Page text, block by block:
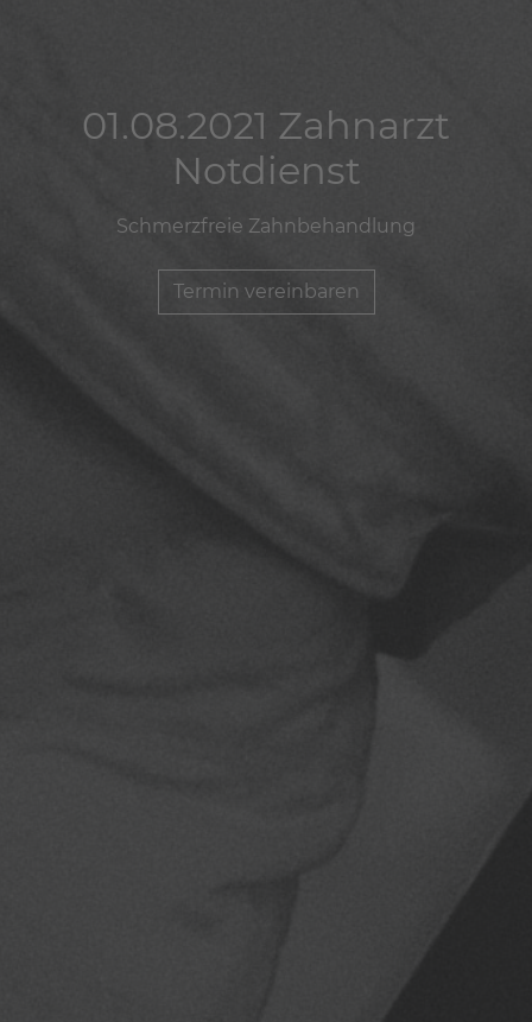
01.08.2021 Zahnarzt
Notdienst
Schmerzfreie Zahnbehandlung
Termin vereinbaren
01.08.2021 Zahnarzt
Notdienst
Schmerzfreie Zahnbehandlung
Termin vereinbaren
01.08.2021 Zahnarzt
Notdienst
Schmerzfreie Zahnbehandlung
Termin vereinbaren